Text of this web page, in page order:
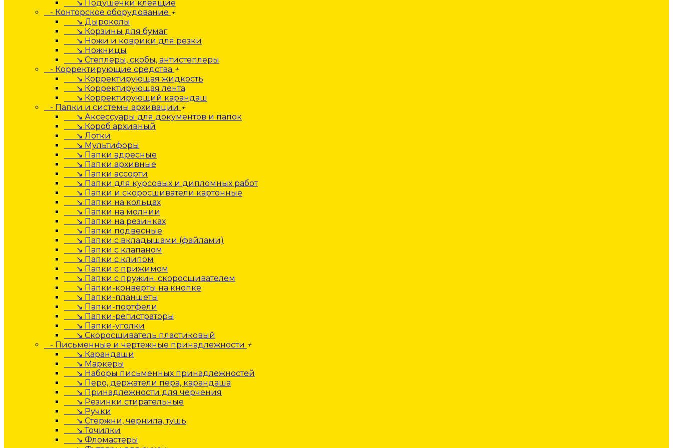
↘ Подушечки клеящие
- Конторское оборудование +
↘ Дыроколы
↘ Корзины для бумаг
↘ Ножи и коврики для резки
↘ Ножницы
↘ Степлеры, скобы, антистеплеры
- Корректирующие средства +
↘ Корректирующая жидкость
↘ Корректирующая лента
↘ Корректирующий карандаш
- Папки и системы архивации +
↘ Аксессуары для документов и папок
↘ Короб архивный
↘ Лотки
↘ Мультифоры
↘ Папки адресные
↘ Папки архивные
↘ Папки ассорти
↘ Папки для курсовых и дипломных работ
↘ Папки и скоросшиватели картонные
↘ Папки на кольцах
↘ Папки на молнии
↘ Папки на резинках
↘ Папки подвесные
↘ Папки с вкладышами (файлами)
↘ Папки с клапаном
↘ Папки с клипом
↘ Папки с прижимом
↘ Папки с пружин. скоросшивателем
↘ Папки-конверты на кнопке
↘ Папки-планшеты
↘ Папки-портфели
↘ Папки-регистраторы
↘ Папки-уголки
↘ Скоросшиватель пластиковый
- Письменные и чертежные принадлежности +
↘ Карандаши
↘ Маркеры
↘ Наборы письменных принадлежностей
↘ Перо, держатели пера, карандаша
↘ Принадлежности для черчения
↘ Резинки стирательные
↘ Ручки
↘ Стержни, чернила, тушь
↘ Точилки
↘ Фломастеры